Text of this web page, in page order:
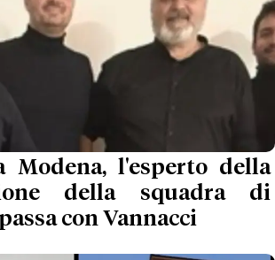
Modena, l'esperto della
della squadra di
con Vannacci